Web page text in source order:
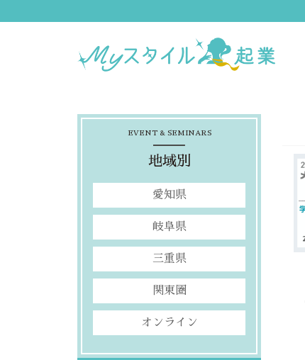
EVENT & SEMINARS
地域別
愛知県
岐阜県
三重県
関東圏
オンライン